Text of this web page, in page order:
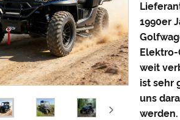
1990er
Elektro-
weit
ist sehr
uns
werden.